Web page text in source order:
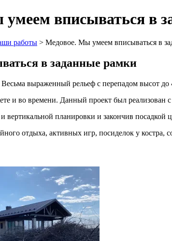
вписываться в
работы > Медовое. Мы умеем вписываться в
в заданные рамки
выраженный рельеф с перепадом высот до
и во времени. Данный проект был реализован
вертикальной планировки и закончив посадкой
отдыха, активных игр, посиделок у